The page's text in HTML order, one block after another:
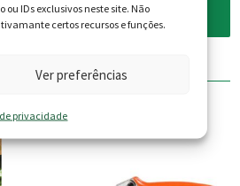
IDs exclusivos neste site. Não
certos recursos e funções.
Ver preferências
privacidade